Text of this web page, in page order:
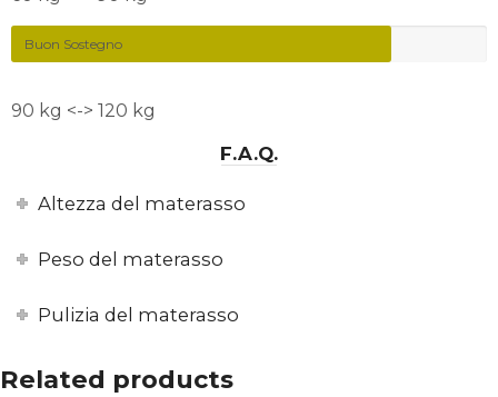
Buon Sostegno
90 kg <-> 120 kg
F.A.Q.
Altezza del materasso
Peso del materasso
Pulizia del materasso
Related products